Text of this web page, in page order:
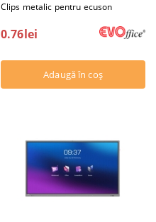
Clips metalic pentru ecuson
0.76lei